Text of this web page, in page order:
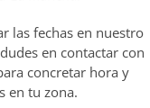
las fechas en nuestro
en contactar con
concretar hora y
en tu zona.